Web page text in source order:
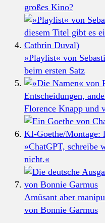
großes Kino?
»Playlist« von
beim ersten Satz
Entscheidungen,
Florence Knapp und
»ChatGPT, schreibe
nicht.«
Amüsant aber
von Bonnie Garmus